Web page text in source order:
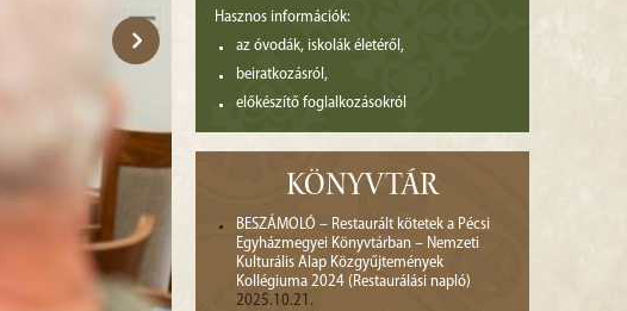
Hasznos információk:
az óvodák, iskolák életéről,
beiratkozásról,
előkészítő foglalkozásokról
KÖNYVTÁR
BESZÁMOLÓ – Restaurált kötetek a Pécsi
Egyházmegyei Könyvtárban – Nemzeti
Kulturális Alap Közgyűjtemények
Kollégiuma 2024 (Restaurálási napló)
2025.10.21.